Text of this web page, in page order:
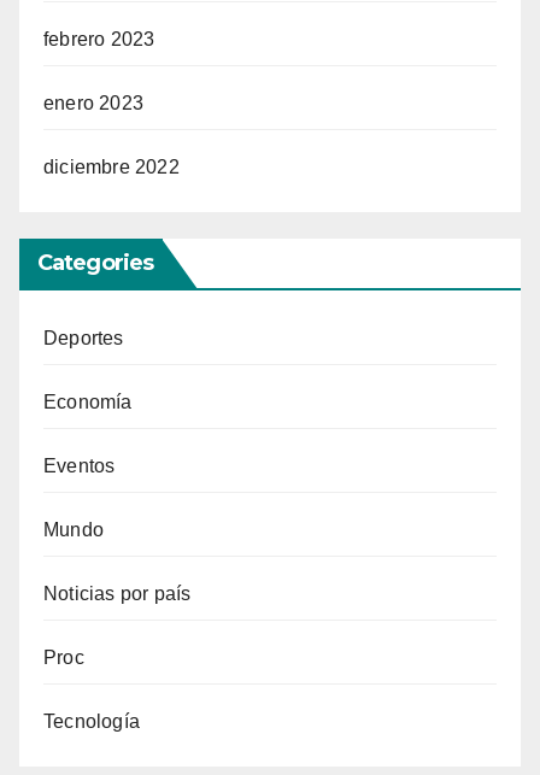
febrero 2023
enero 2023
diciembre 2022
Categories
Deportes
Economía
Eventos
Mundo
Noticias por país
Proc
Tecnología